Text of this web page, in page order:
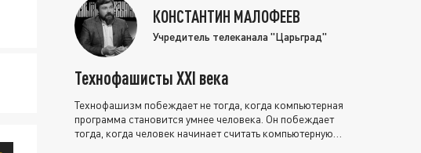
КОНСТАНТИН МАЛОФЕЕВ
Учредитель телеканала "Царьград"
Технофашисты XXI века
Технофашизм побеждает не тогда, когда компьютерная
программа становится умнее человека. Он побеждает
тогда, когда человек начинает считать компьютерную